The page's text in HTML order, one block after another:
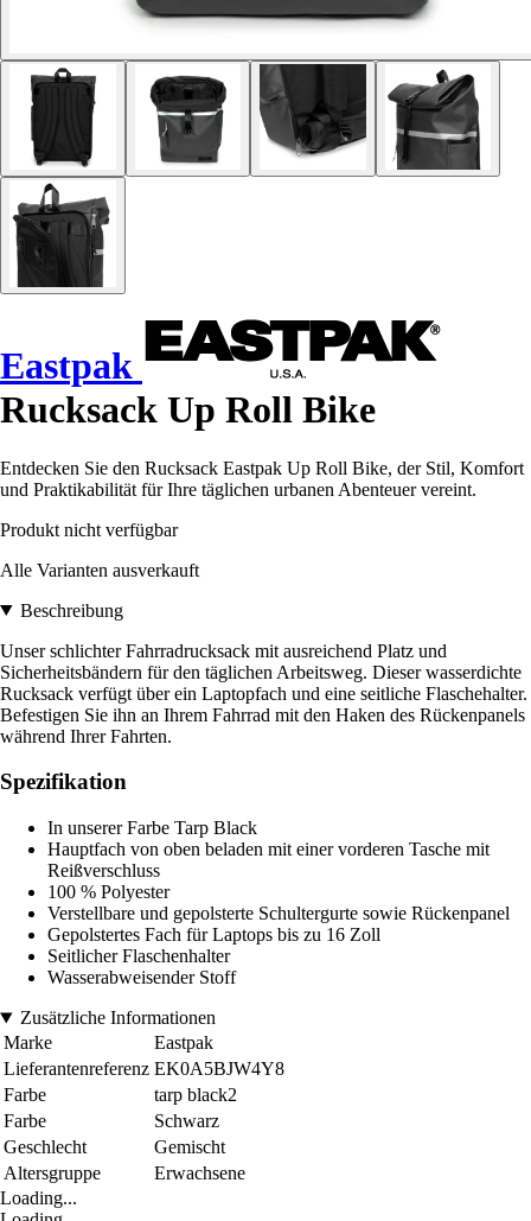
Eastpak
Rucksack Up Roll Bike
Entdecken Sie den Rucksack Eastpak Up Roll Bike, der Stil, Komfort
und Praktikabilität für Ihre täglichen urbanen Abenteuer vereint.
Produkt nicht verfügbar
Alle Varianten ausverkauft
Beschreibung
Unser schlichter Fahrradrucksack mit ausreichend Platz und
Sicherheitsbändern für den täglichen Arbeitsweg. Dieser wasserdichte
Rucksack verfügt über ein Laptopfach und eine seitliche Flaschehalter.
Befestigen Sie ihn an Ihrem Fahrrad mit den Haken des Rückenpanels
während Ihrer Fahrten.
Spezifikation
In unserer Farbe Tarp Black
Hauptfach von oben beladen mit einer vorderen Tasche mit
Reißverschluss
100 % Polyester
Verstellbare und gepolsterte Schultergurte sowie Rückenpanel
Gepolstertes Fach für Laptops bis zu 16 Zoll
Seitlicher Flaschenhalter
Wasserabweisender Stoff
Zusätzliche Informationen
Marke
Eastpak
Lieferantenreferenz EK0A5BJW4Y8
Farbe
tarp black2
Farbe
Schwarz
Geschlecht
Gemischt
Altersgruppe
Erwachsene
Loading...